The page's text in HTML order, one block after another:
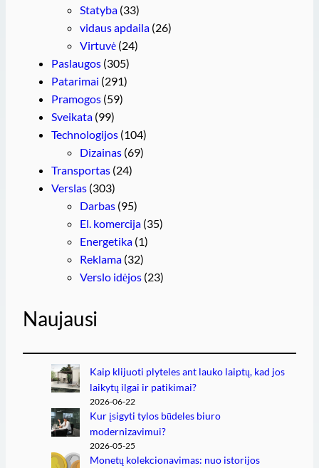
Statyba (33)
vidaus apdaila (26)
Virtuvė (24)
Paslaugos (305)
Patarimai (291)
Pramogos (59)
Sveikata (99)
Technologijos (104)
Dizainas (69)
Transportas (24)
Verslas (303)
Darbas (95)
El. komercija (35)
Energetika (1)
Reklama (32)
Verslo idėjos (23)
Naujausi
Kaip klijuoti plyteles ant lauko laiptų, kad jos
laikytų ilgai ir patikimai?
2026-06-22
Kur įsigyti tylos būdeles biuro
modernizavimui?
2026-05-25
Monetų kolekcionavimas: nuo istorijos